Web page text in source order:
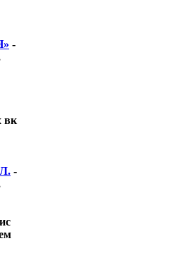
-
вк
-